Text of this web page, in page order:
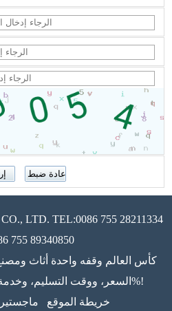
LTD. TEL:0086 755 28211334
755 89340850
كأس العالم وقفه واحدة أثاث
السعر، ووقت التسليم، وخدمة، جعل جميع مقتنعة 100%!
خريطة الموقع
ماجستير